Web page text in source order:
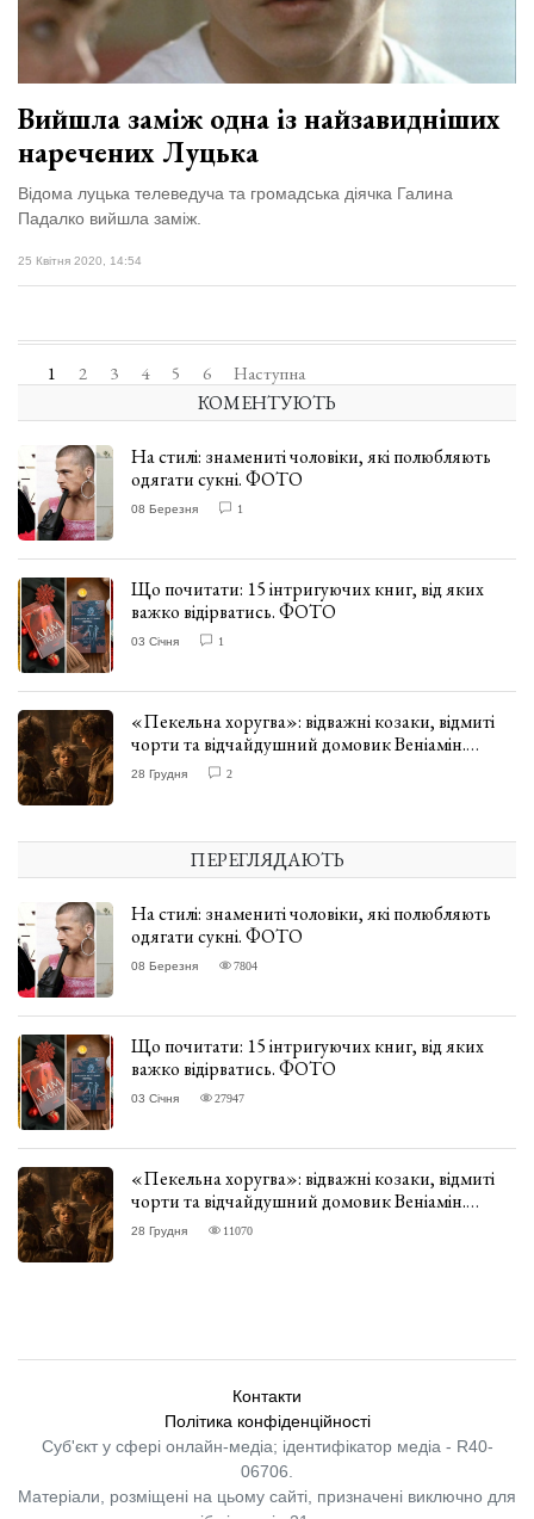
Вийшла заміж одна із найзавидніших
наречених Луцька
Відома луцька телеведуча та громадська діячка Галина
Падалко вийшла заміж.
25 Квітня 2020, 14:54
1 2 3 4 5 6 Наступна
КОМЕНТУЮТЬ
На стилі: знамениті чоловіки, які полюбляють
одягати сукні. ФОТО
08 Березня 1
Що почитати: 15 інтригуючих книг, від яких
важко відірватись. ФОТО
03 Січня 1
«Пекельна хоругва»: відважні козаки, відмиті
чорти та відчайдушний домовик Веніамін.
ВІДГУК
28 Грудня 2
ПЕРЕГЛЯДАЮТЬ
На стилі: знамениті чоловіки, які полюбляють
одягати сукні. ФОТО
08 Березня 7804
Що почитати: 15 інтригуючих книг, від яких
важко відірватись. ФОТО
03 Січня 27947
«Пекельна хоругва»: відважні козаки, відмиті
чорти та відчайдушний домовик Веніамін.
ВІДГУК
28 Грудня 11070
Контакти
Політика конфіденційності
Суб'єкт у сфері онлайн-медіа; ідентифікатор медіа - R40-
06706.
Матеріали, розміщені на цьому сайті, призначені виключно для